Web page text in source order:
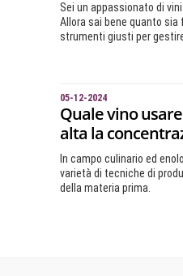
Sei un appassionato di
Allora sai bene quanto
strumenti giusti per
05-12-2024
Quale vino
alta la
In campo culinario ed
varietà di tecniche di
della materia prima.